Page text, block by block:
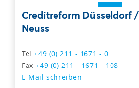
Creditreform Düsseldorf /
Neuss
Tel+49 (0) 211 - 1671 - 0
Fax+49 (0) 211 - 1671 - 108
E-Mail schreiben